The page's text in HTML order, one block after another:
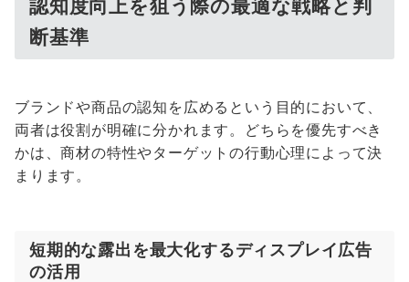
認知度向上を狙う際の最適な戦略と判
断基準
ブランドや商品の認知を広めるという目的において、
両者は役割が明確に分かれます。どちらを優先すべき
かは、商材の特性やターゲットの行動心理によって決
まります。
短期的な露出を最大化するディスプレイ広告
の活用